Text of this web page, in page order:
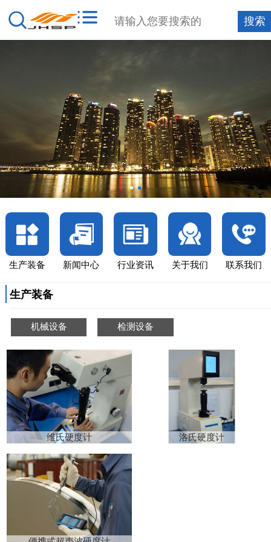
生产装备 新闻中心 行业资讯 关于我们 联系我们
生产装备
机械设备 检测设备
维氏硬度计 洛氏硬度计